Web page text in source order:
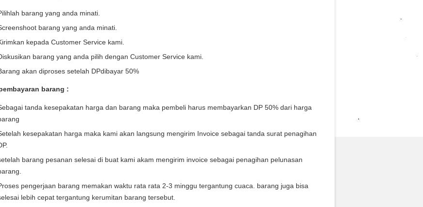
barang yang anda minati.
barang yang anda minati.
kepada Customer Service kami.
barang yang anda pilih dengan Customer Service kami.
akan diproses setelah DPdibayar 50%
barang :
tanda kesepakatan harga dan barang maka pembeli harus membayarkan DP 50% dari harga
kesepakatan harga maka kami akan langsung mengirim Invoice sebagai tanda surat penagihan
barang pesanan selesai di buat kami akam mengirim invoice sebagai penagihan pelunasan
pengerjaan barang memakan waktu rata rata 2-3 minggu tergantung cuaca. barang juga bisa
lebih cepat tergantung kerumitan barang tersebut.